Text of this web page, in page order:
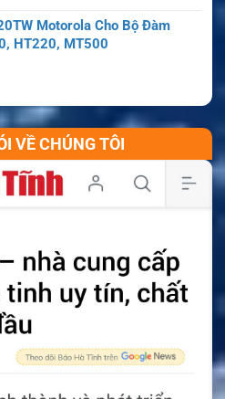
Motorola Cho Bộ Đàm
HT220, MT500
VỀ CHÚNG TÔI